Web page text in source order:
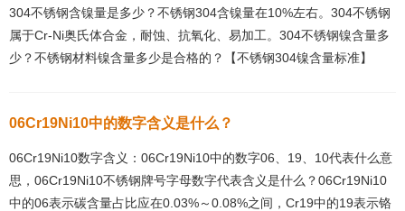
304不锈钢含镍量是多少？不锈钢304含镍量在10%左右。304不锈钢
属于Cr-Ni奥氏体合金，耐蚀、抗氧化、易加工。304不锈钢镍含量多
少？不锈钢材料镍含量多少是合格的？【不锈钢304镍含量标准】
06Cr19Ni10中的数字含义是什么？
06Cr19Ni10数字含义：06Cr19Ni10中的数字06、19、10代表什么意
思，06Cr19Ni10不锈钢牌号字母数字代表含义是什么？06Cr19Ni10
中的06表示碳含量占比应在0.03%～0.08%之间，Cr19中的19表示铬